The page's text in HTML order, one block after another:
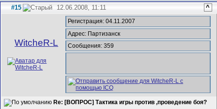
#15 12.06.2008, 11:11 ^
WitcheR-L
Регистрация: 04.11.2007
Адрес: Партизанск
Сообщения: 359
Re: [ВОПРОС] Тактика игры против ,проведение боя?